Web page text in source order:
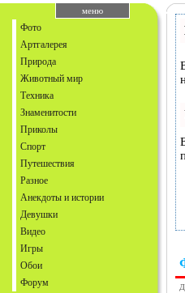
меню
Фото
Артгалерея
Природа
Животный мир
Техника
Знаменитости
Приколы
Спорт
Путешествия
Разное
Анекдоты и истории
Девушки
Видео
Игры
Обои
Форум